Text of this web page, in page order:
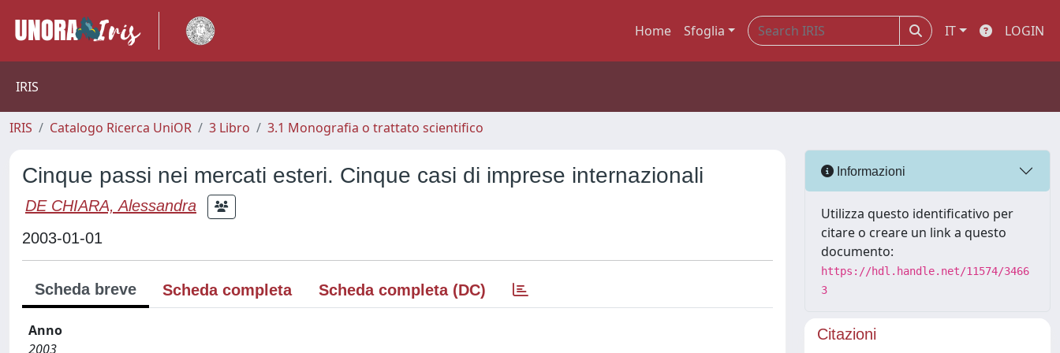
Home Sfoglia IT LOGIN
IRIS
IRIS Catalogo Ricerca UniOR 3 Libro 3.1 Monografia o trattato scientifico
Cinque passi nei mercati esteri. Cinque casi di imprese internazionali
DE CHIARA, Alessandra
2003-01-01
Scheda breve Scheda completa Scheda completa (DC)
Anno
2003
Informazioni
Utilizza questo identificativo per
citare o creare un link a questo
documento:
https://hdl.handle.net/11574/3466
3
Citazioni